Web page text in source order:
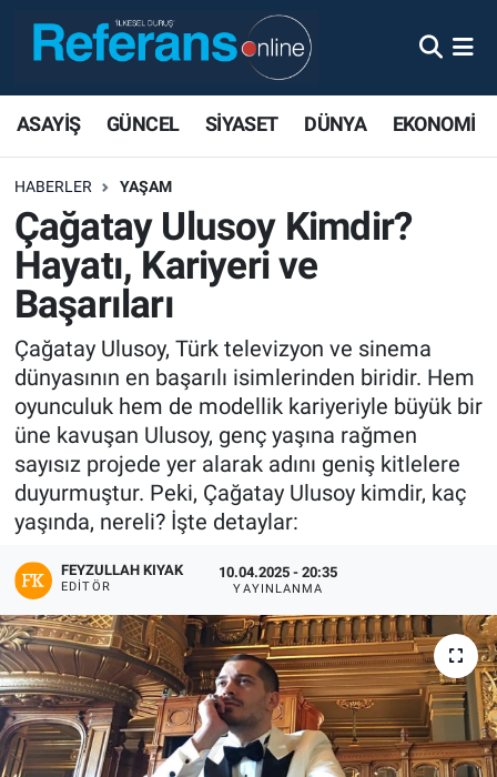
ASAYİŞ GÜNCEL SİYASET DÜNYA EKONOMİ
HABERLER YAŞAM
Çağatay Ulusoy Kimdir?
Hayatı, Kariyeri ve
Başarıları
Çağatay Ulusoy, Türk televizyon ve sinema
dünyasının en başarılı isimlerinden biridir. Hem
oyunculuk hem de modellik kariyeriyle büyük bir
üne kavuşan Ulusoy, genç yaşına rağmen
sayısız projede yer alarak adını geniş kitlelere
duyurmuştur. Peki, Çağatay Ulusoy kimdir, kaç
yaşında, nereli? İşte detaylar:
FEYZULLAH KIYAK
EDITÖR
10.04.2025 - 20:35
YAYINLANMA